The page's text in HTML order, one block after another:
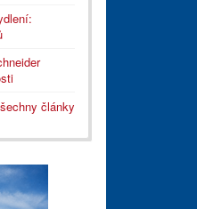
články